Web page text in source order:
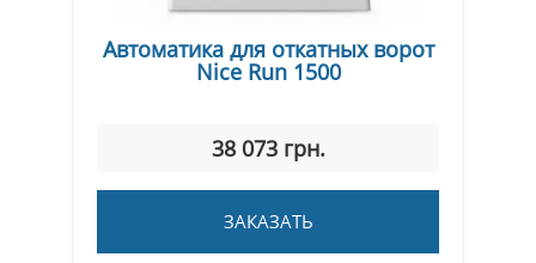
Автоматика для откатных ворот
Nice Run 1500
38 073 грн.
ЗАКАЗАТЬ